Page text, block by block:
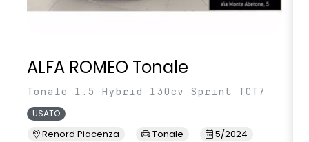
Volante con comandi multifunzione
Volante e pomello cambio in pelle soft touch
ALFA ROMEO Tonale
Tonale 1.5 Hybrid 130cv Sprint TCT7
USATO
Renord Piacenza Tonale
5/2024